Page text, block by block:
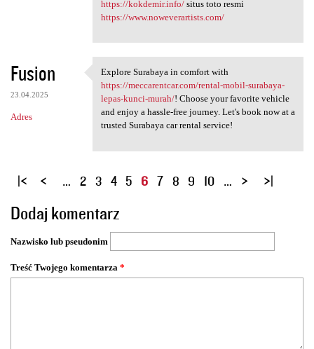
https://kokdemir.info/situs toto resmi
https://www.noweverartists.com/
Fusion
23.04.2025
Adres
Explore Surabaya in comfort
Explore Surabaya in comfort with
https://meccarentcar.com/rental-mobil-surabaya-
lepas-kunci-murah/! Choose your favorite vehicle
and enjoy a hassle-free journey. Let's book now at a
trusted Surabaya car rental service!
S
r
o
n
y
… 2 3 4 5 6 7 8 9 10 …
Dodaj komentarz
Nazwisko lub pseudonim
Treść Twojego komentarza *